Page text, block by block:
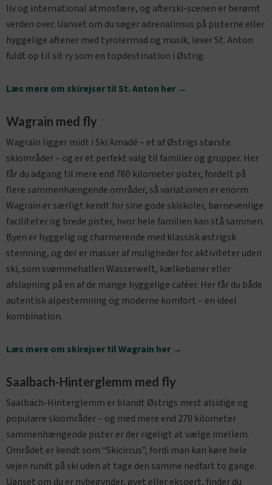
liv og international atmosfære, og afterski-scenen er berømt
verden over. Uanset om du søger adrenalinsus på pisterne eller
hyggelige aftener med tyrolermad og musik, lever St. Anton
fuldt op til sit ry som en topdestination i Østrig.
Læs mere om skirejser til St. Anton her →
Wagrain med fly
Wagrain ligger midt i Ski Amadé – et af Østrigs største
skiområder – og er et perfekt valg til familier og grupper. Her
får du adgang til mere end 760 kilometer pister, fordelt på
flere sammenhængende områder, så variationen er enorm.
Wagrain er særligt kendt for sine gode skiskoler, børnevenlige
faciliteter og brede pister, hvor hele familien kan stå sammen.
Byen er hyggelig og charmerende med klassisk østrigsk
stemning, og der er masser af muligheder for aktiviteter uden
ski, som svømmehallen Wasserwelt, kælkebaner eller
afslapning på en af de mange hyggelige caféer. Her får du både
autentisk alpestemning og moderne komfort – en ideel
kombination.
Læs mere om skirejser til Wagrain her →
Saalbach-Hinterglemm med fly
Saalbach-Hinterglemm er blandt Østrigs mest alsidige og
populære skiområder – og med mere end 270 kilometer
sammenhængende pister er der rigeligt at vælge imellem.
Området er kendt som “Skicircus”, fordi man kan køre hele
vejen rundt på ski uden at tage den samme nedfart to gange.
Uanset om du er nybegynder, øvet eller ekspert, finder du